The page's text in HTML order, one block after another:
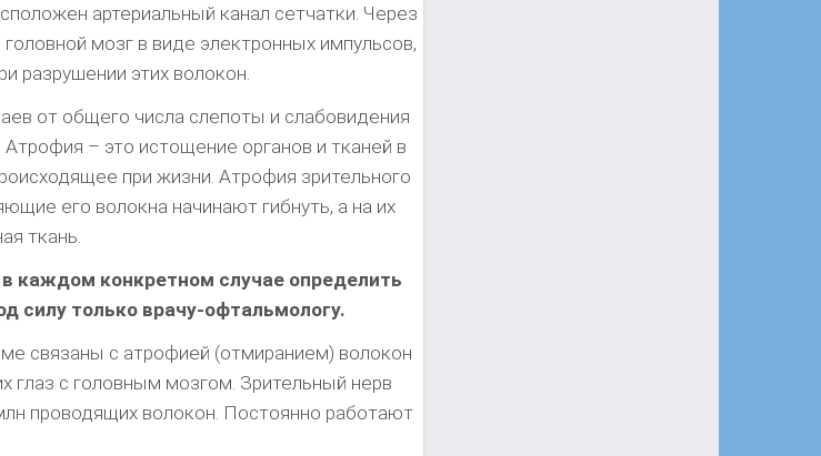
артериальный канал сетчатки. Через
мозг в виде электронных импульсов,
разрушении этих волокон.
от общего числа слепоты и слабовидения
– это истощение органов и тканей в
при жизни. Атрофия зрительного
его волокна начинают гибнуть, а на их
ткань.
каждом конкретном случае определить
силу только врачу-офтальмологу.
связаны с атрофией (отмиранием) волокон
глаз с головным мозгом. Зрительный нерв
проводящих волокон. Постоянно работают